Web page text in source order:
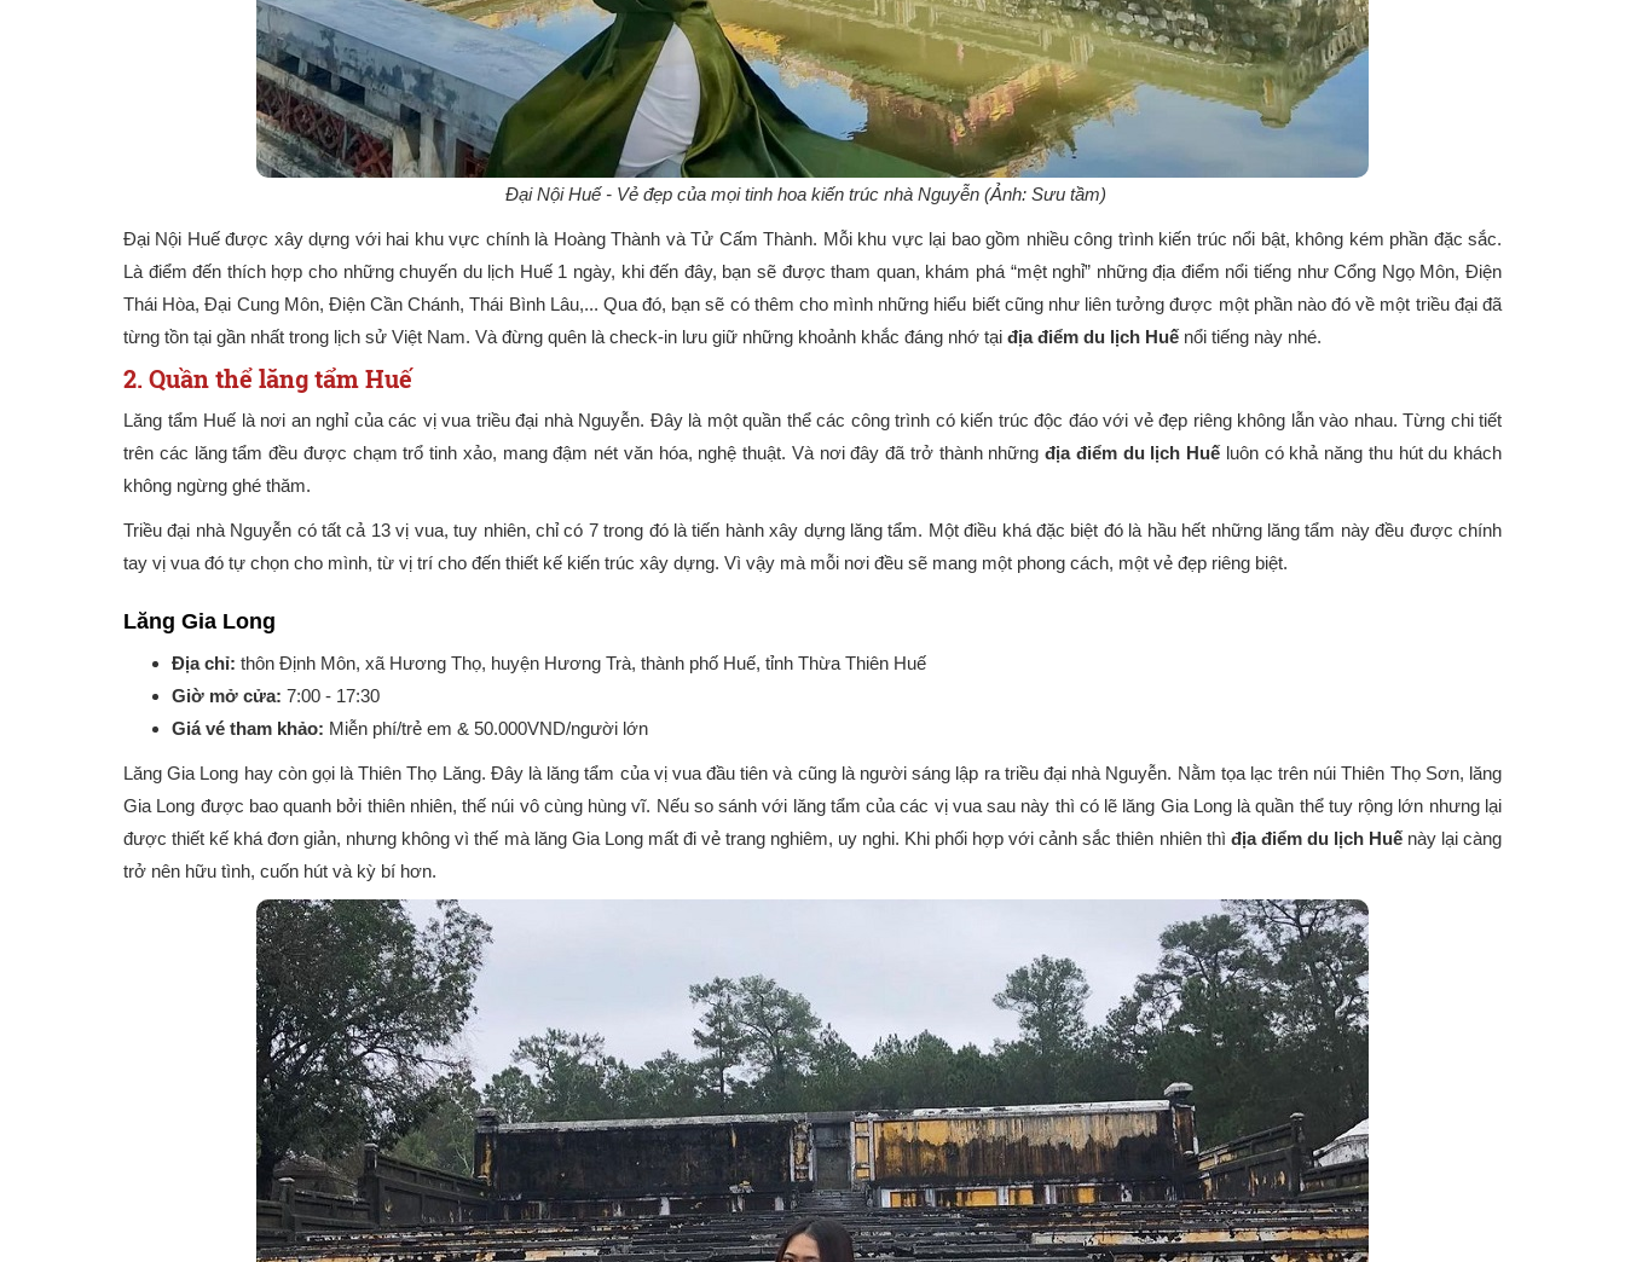
Đại Nội Huế - Vẻ đẹp của mọi tinh hoa kiến trúc nhà Nguyễn (Ảnh: Sưu tầm)
Đại Nội Huế được xây dựng với hai khu vực chính là Hoàng Thành và Tử Cấm Thành. Mỗi khu vực lại bao gồm nhiều công trình kiến trúc nổi bật, không kém phần đặc sắc.
Là điểm đến thích hợp cho những chuyến du lịch Huế 1 ngày, khi đến đây, bạn sẽ được tham quan, khám phá “mệt nghỉ” những địa điểm nổi tiếng như Cổng Ngọ Môn, Điện
Thái Hòa, Đại Cung Môn, Điện Cần Chánh, Thái Bình Lâu,... Qua đó, bạn sẽ có thêm cho mình những hiểu biết cũng như liên tưởng được một phần nào đó về một triều đại đã
từng tồn tại gần nhất trong lịch sử Việt Nam. Và đừng quên là check-in lưu giữ những khoảnh khắc đáng nhớ tại địa điểm du lịch Huế nổi tiếng này nhé.
2. Quần thể lăng tẩm Huế
Lăng tẩm Huế là nơi an nghỉ của các vị vua triều đại nhà Nguyễn. Đây là một quần thể các công trình có kiến trúc độc đáo với vẻ đẹp riêng không lẫn vào nhau. Từng chi tiết
trên các lăng tẩm đều được chạm trổ tinh xảo, mang đậm nét văn hóa, nghệ thuật. Và nơi đây đã trở thành những địa điểm du lịch Huế luôn có khả năng thu hút du khách
không ngừng ghé thăm.
Triều đại nhà Nguyễn có tất cả 13 vị vua, tuy nhiên, chỉ có 7 trong đó là tiến hành xây dựng lăng tẩm. Một điều khá đặc biệt đó là hầu hết những lăng tẩm này đều được chính
tay vị vua đó tự chọn cho mình, từ vị trí cho đến thiết kế kiến trúc xây dựng. Vì vậy mà mỗi nơi đều sẽ mang một phong cách, một vẻ đẹp riêng biệt.
Lăng Gia Long
Địa chỉ: thôn Định Môn, xã Hương Thọ, huyện Hương Trà, thành phố Huế, tỉnh Thừa Thiên Huế
Giờ mở cửa: 7:00 - 17:30
Giá vé tham khảo: Miễn phí/trẻ em & 50.000VND/người lớn
Lăng Gia Long hay còn gọi là Thiên Thọ Lăng. Đây là lăng tẩm của vị vua đầu tiên và cũng là người sáng lập ra triều đại nhà Nguyễn. Nằm tọa lạc trên núi Thiên Thọ Sơn, lăng
Gia Long được bao quanh bởi thiên nhiên, thế núi vô cùng hùng vĩ. Nếu so sánh với lăng tẩm của các vị vua sau này thì có lẽ lăng Gia Long là quần thể tuy rộng lớn nhưng lại
được thiết kế khá đơn giản, nhưng không vì thế mà lăng Gia Long mất đi vẻ trang nghiêm, uy nghi. Khi phối hợp với cảnh sắc thiên nhiên thì địa điểm du lịch Huếnày lại càng
trở nên hữu tình, cuốn hút và kỳ bí hơn.